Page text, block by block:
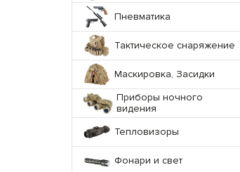
Пневматика
Тактическое снаряжение
Маскировка, Засидки
Приборы ночного
видения
Тепловизоры
Фонари и свет